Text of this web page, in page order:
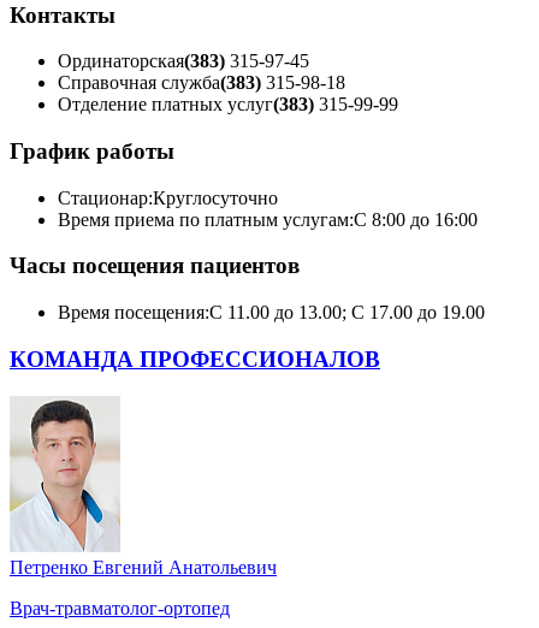
Контакты
Ординаторская(383) 315-97-45
Справочная служба(383) 315-98-18
Отделение платных услуг(383) 315-99-99
График работы
Стационар:Круглосуточно
Время приема по платным услугам:С 8:00 до 16:00
Часы посещения пациентов
Время посещения:С 11.00 до 13.00; С 17.00 до 19.00
КОМАНДА ПРОФЕССИОНАЛОВ
Петренко Евгений Анатольевич
Врач-травматолог-ортопед